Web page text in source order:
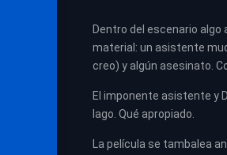
Dentro del escenario
material: un asistente
creo) y algún asesinato.
El imponente asistente y
lago. Qué apropiado.
La película se tambalea